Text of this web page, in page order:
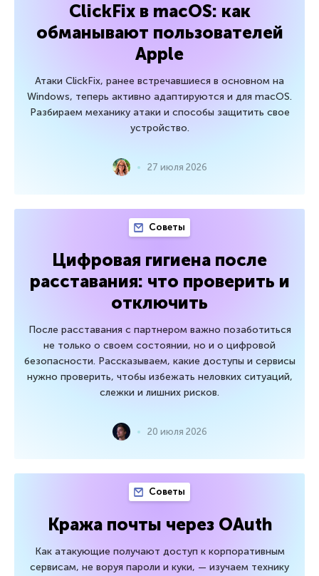
ClickFix в macOS: как
обманывают пользователей
Apple
Атаки ClickFix, ранее встречавшиеся в основном на
Windows, теперь активно адаптируются и для macOS.
Разбираем механику атаки и способы защитить свое
устройство.
27 июля 2026
Советы
Цифровая гигиена после
расставания: что проверить и
отключить
После расставания с партнером важно позаботиться
не только о своем состоянии, но и о цифровой
безопасности. Рассказываем, какие доступы и сервисы
нужно проверить, чтобы избежать неловких ситуаций,
слежки и лишних рисков.
20 июля 2026
Советы
Кража почты через OAuth
Как атакующие получают доступ к корпоративным
сервисам, не воруя пароли и куки, — изучаем технику